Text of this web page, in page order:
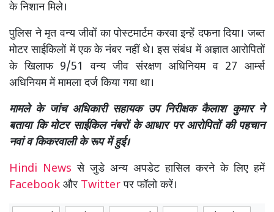
के निशान मिले।
पुलिस ने मृत वन्य जीवों का पोस्टमार्टम करवा इन्हें दफना दिया। जब्त
मोटर साईकिलों में एक के नंबर नहीं थे। इस संबंध में अज्ञात आरोपितों
के खिलाफ 9/51 वन्य जीव संरक्षण अधिनियम व 27 आर्म्स
अधिनियम में मामला दर्ज किया गया था।
मामले के जांच अधिकारी सहायक उप निरीक्षक कैलाश कुमार ने
बताया कि मोटर साईकिल नंबरों के आधार पर आरोपितों की पहचान
नवां व किकरवाली के रूप में हुई।
Hindi Newsसे जुडे अन्य अपडेट हासिल करने के लिए हमें
Facebook और Twitterपर फॉलो करें।